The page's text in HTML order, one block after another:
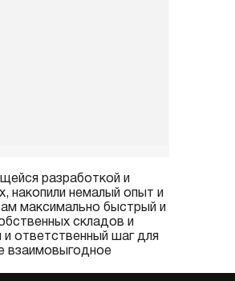
разработкой и
накопили немалый опыт и
максимально быстрый и
складов и
ответственный шаг для
взаимовыгодное